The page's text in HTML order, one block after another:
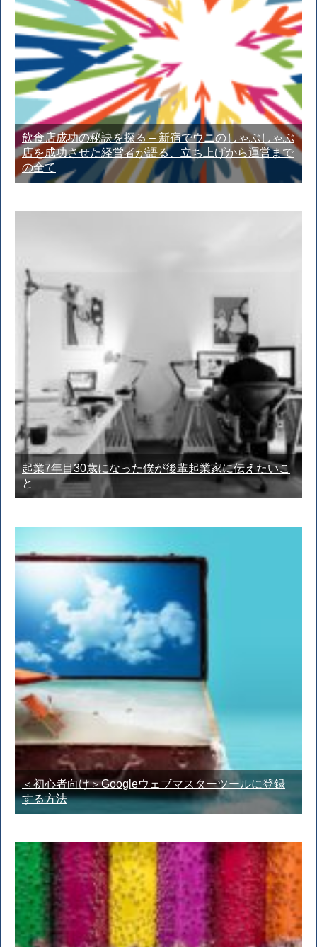
飲食店成功の秘訣を探る – 新宿でウニのしゃぶしゃぶ
店を成功させた経営者が語る、立ち上げから運営まで
の全て
起業7年目30歳になった僕が後輩起業家に伝えたいこ
と
＜初心者向け＞Googleウェブマスターツールに登録
する方法